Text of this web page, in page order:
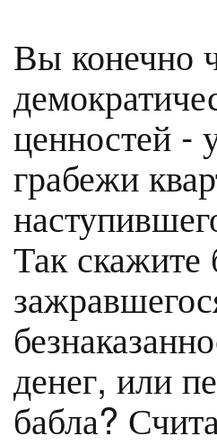
Вы конечно
ценностей -
грабежи
Так скажите
денег, или
бабла?